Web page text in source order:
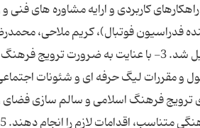
كاربردی و ارایه مشاوره های فنی
نماینده فدراسیون فوتبال)، كریم ملاحی،
اكبرغمخوار، علی شفیعی زاده، مسعود رضاییان و خلیل صالحی تشكیل شد. 3- با
و مقررات لیگ حرفه ای و شئونات
در راستای ترویج فرهنگ اسلامی و سالم سازی